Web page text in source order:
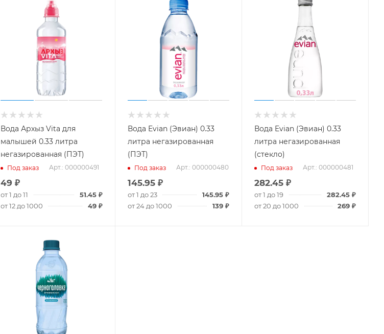
Вода Архыз Vita для
малышей 0.33 литра
негазированная (ПЭТ)
Под заказ Арт.: 000000491
49 ₽
от 1 до 11 51.45₽
от 12 до 1000
49₽
Вода Evian (Эвиан) 0.33
литра негазированная
(ПЭТ)
Под заказ Арт.: 000000480
145.95₽
от 1 до 23 145.95₽
от 24 до 1000
139₽
Вода Evian (Эвиан) 0.33
литра негазированная
(стекло)
Под заказ Арт.: 000000481
282.45₽
от 1 до 19 282.45 ₽
от 20 до 1000
269 ₽